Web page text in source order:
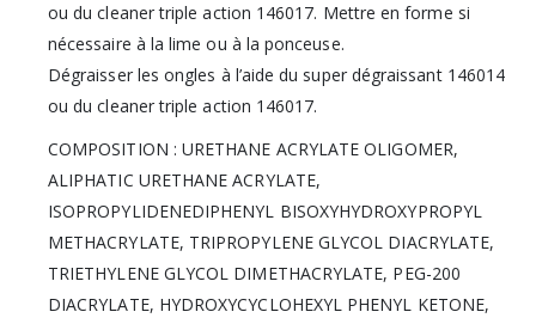
ou du cleaner triple action 146017. Mettre en forme si
nécessaire à la lime ou à la ponceuse.
Dégraisser les ongles à l’aide du super dégraissant 146014
ou du cleaner triple action 146017.
COMPOSITION : URETHANE ACRYLATE OLIGOMER,
ALIPHATIC URETHANE ACRYLATE,
ISOPROPYLIDENEDIPHENYL BISOXYHYDROXYPROPYL
METHACRYLATE, TRIPROPYLENE GLYCOL DIACRYLATE,
TRIETHYLENE GLYCOL DIMETHACRYLATE, PEG-200
DIACRYLATE, HYDROXYCYCLOHEXYL PHENYL KETONE,